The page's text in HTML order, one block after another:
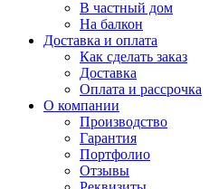
В частный дом
На балкон
Доставка и оплата
Как сделать заказ
Доставка
Оплата и рассрочка
О компании
Производство
Гарантия
Портфолио
Отзывы